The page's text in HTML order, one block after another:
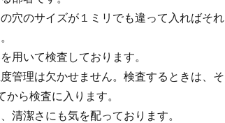
穴のサイズが１ミリでも違って入ればそれ
用いて検査しております。
管理は欠かせません。検査するときは、そ
ら検査に入ります。
清潔さにも気を配っております。